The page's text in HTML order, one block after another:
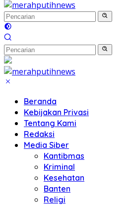
Beranda
Kebijakan Privasi
Tentang Kami
Redaksi
Media Siber
Kantibmas
Kriminal
Kesehatan
Banten
Religi